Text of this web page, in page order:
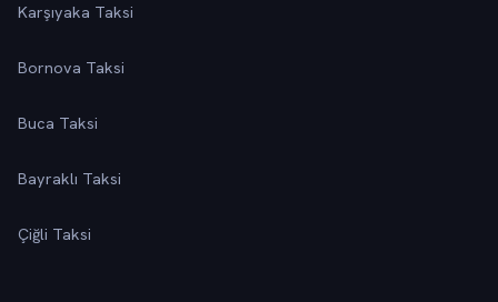
Karşıyaka Taksi
Bornova Taksi
Buca Taksi
Bayraklı Taksi
Çiğli Taksi